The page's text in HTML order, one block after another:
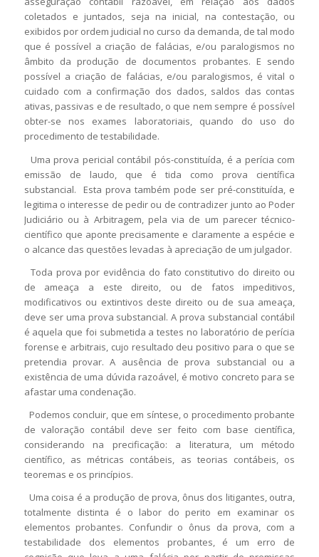
coletados e juntados, seja na inicial, na contestação, ou
exibidos por ordem judicial no curso da demanda, de tal modo
que é possível a criação de falácias, e/ou paralogismos no
âmbito da produção de documentos probantes. E sendo
possível a criação de falácias, e/ou paralogismos, é vital o
cuidado com a confirmação dos dados, saldos das contas
ativas, passivas e de resultado, o que nem sempre é possível
obter-se nos exames laboratoriais, quando do uso do
procedimento de testabilidade.
Uma prova pericial contábil pós-constituída, é a perícia com
emissão de laudo, que é tida como prova científica
substancial. Esta prova também pode ser pré-constituída, e
legitima o interesse de pedir ou de contradizer junto ao Poder
Judiciário ou à Arbitragem, pela via de um parecer técnico-
científico que aponte precisamente e claramente a espécie e
o alcance das questões levadas à apreciação de um julgador.
Toda prova por evidência do fato constitutivo do direito ou
de ameaça a este direito, ou de fatos impeditivos,
modificativos ou extintivos deste direito ou de sua ameaça,
deve ser uma prova substancial. A prova substancial contábil
é aquela que foi submetida a testes no laboratório de perícia
forense e arbitrais, cujo resultado deu positivo para o que se
pretendia provar. A ausência de prova substancial ou a
existência de uma dúvida razoável, é motivo concreto para se
afastar uma condenação.
Podemos concluir, que em síntese, o procedimento probante
de valoração contábil deve ser feito com base científica,
considerando na precificação: a literatura, um método
científico, as métricas contábeis, as teorias contábeis, os
teoremas e os princípios.
Uma coisa é a produção de prova, ônus dos litigantes, outra,
totalmente distinta é o labor do perito em examinar os
elementos probantes. Confundir o ônus da prova, com a
testabilidade dos elementos probantes, é um erro de